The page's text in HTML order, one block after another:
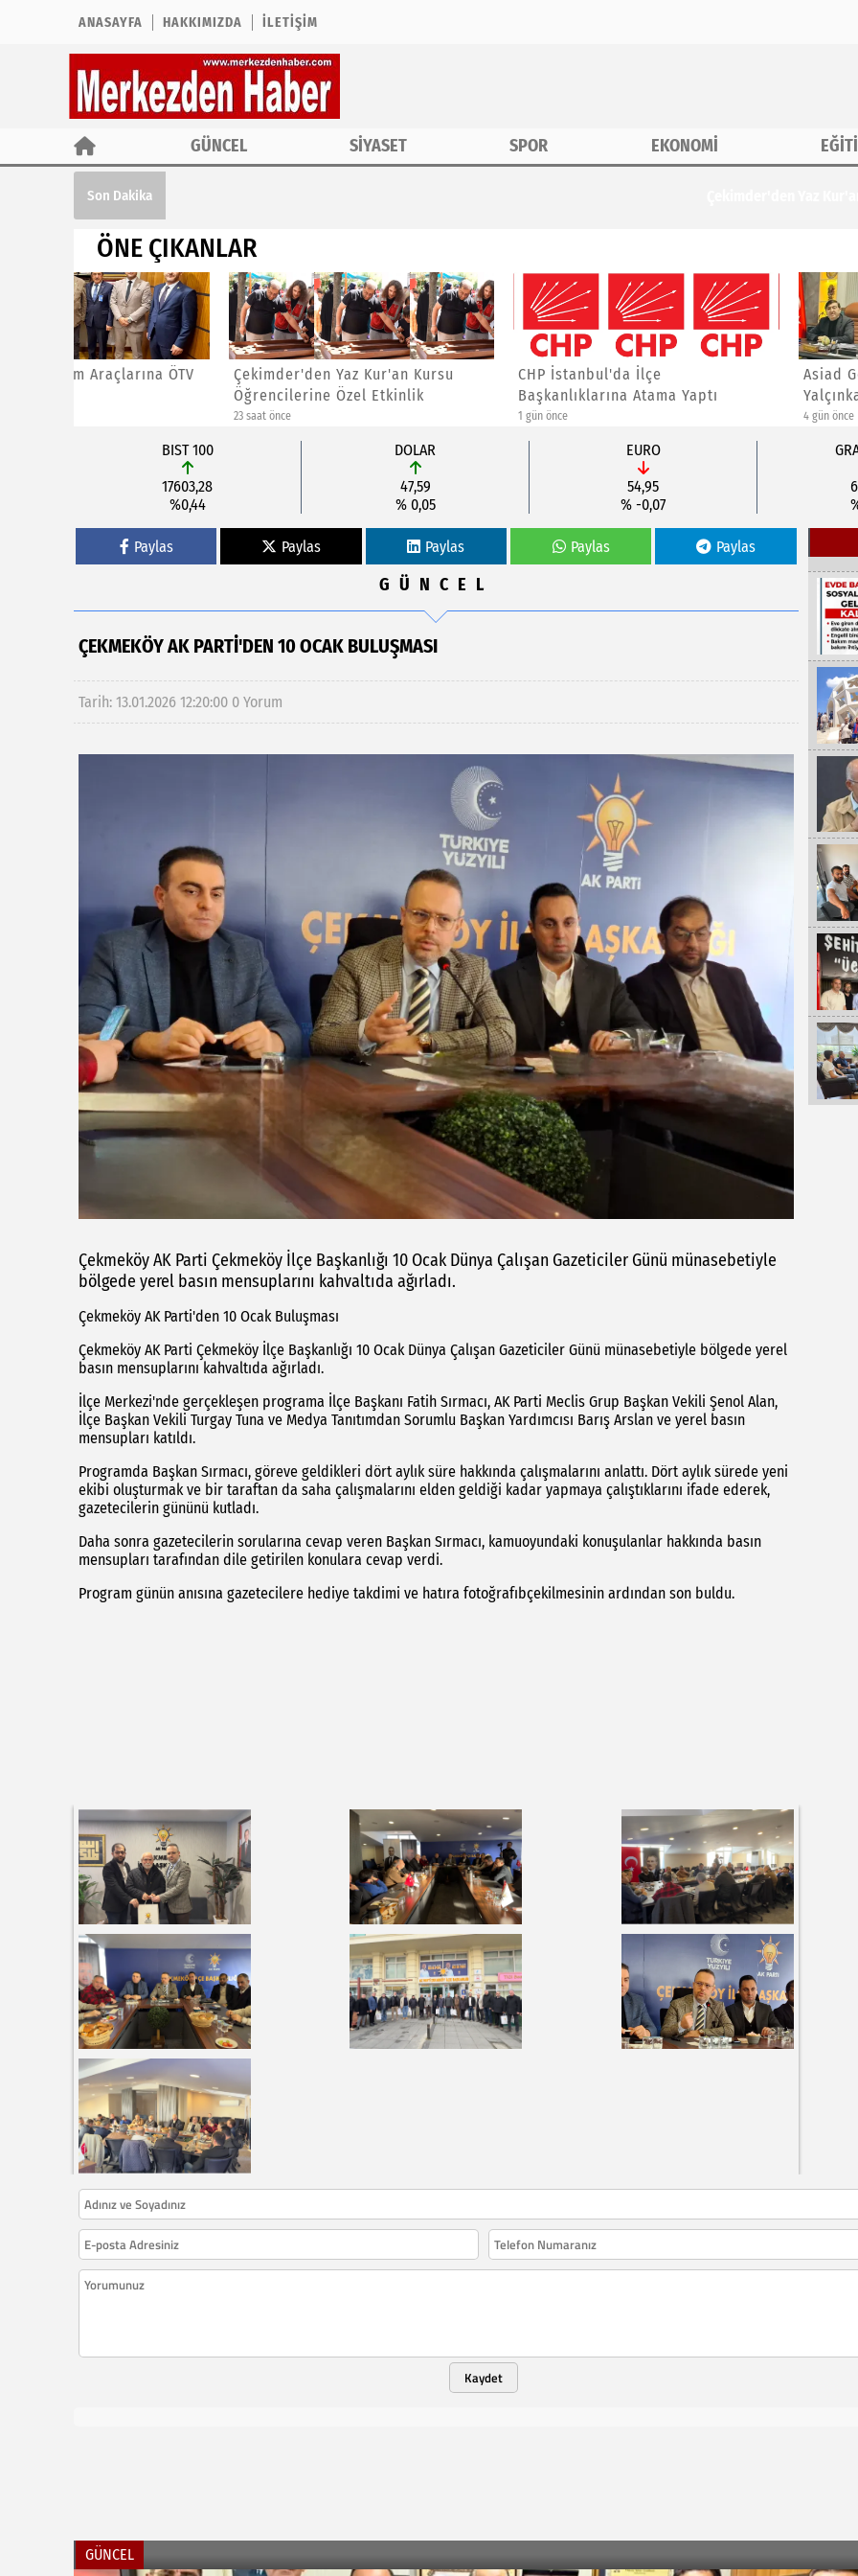
ANASAYFA HAKKIMIZDA İLETIŞIM
GÜNCEL SİYASET SPOR EKONOMİ
Son Dakika
ÖNE ÇIKANLAR
Çekimder'den Yaz Kur'an Kursu
Öğrencilerine Özel Etkinlik
CHP İstanbul'da İlçe
Başkanlıklarına Atama Yaptı
Asiad Genel Başkanı Yücel
Yalçınkaya'ya Yeni Görev
BIST 100
17603,28
%0,44
DOLAR
47,59
% 0,05
EURO
54,95
% -0,07
Paylas Paylas Paylas Paylas Paylas
GÜNCEL
ÇEKMEKÖY AK PARTI'DEN 10 OCAK BULUŞMASI
Tarih: 13.01.2026 12:20:00 0 Yorum
Çekmeköy AK Parti Çekmeköy İlçe Başkanlığı 10 Ocak Dünya Çalışan Gazeticiler Günü münasebetiyle
bölgede yerel basın mensuplarını kahvaltıda ağırladı.
Çekmeköy AK Parti'den 10 Ocak Buluşması
Çekmeköy AK Parti Çekmeköy İlçe Başkanlığı 10 Ocak Dünya Çalışan Gazeticiler Günü münasebetiyle bölgede yerel
basın mensuplarını kahvaltıda ağırladı.
İlçe Merkezi'nde gerçekleşen programa İlçe Başkanı Fatih Sırmacı, AK Parti Meclis Grup Başkan Vekili Şenol Alan,
İlçe Başkan Vekili Turgay Tuna ve Medya Tanıtımdan Sorumlu Başkan Yardımcısı Barış Arslan ve yerel basın
mensupları katıldı.
Programda Başkan Sırmacı, göreve geldikleri dört aylık süre hakkında çalışmalarını anlattı. Dört aylık sürede yeni
ekibi oluşturmak ve bir taraftan da saha çalışmalarını elden geldiği kadar yapmaya çalıştıklarını ifade ederek,
gazetecilerin gününü kutladı.
Daha sonra gazetecilerin sorularına cevap veren Başkan Sırmacı, kamuoyundaki konuşulanlar hakkında basın
mensupları tarafından dile getirilen konulara cevap verdi.
Program günün anısına gazetecilere hediye takdimi ve hatıra fotoğrafıbçekilmesinin ardından son buldu.
Kaydet
GÜNCEL